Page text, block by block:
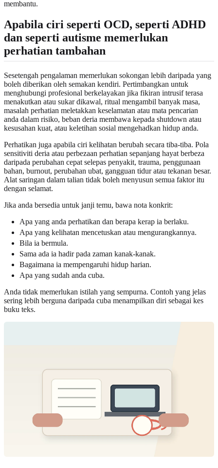
membantu.
Apabila ciri seperti OCD, seperti ADHD
dan seperti autisme memerlukan
perhatian tambahan
Sesetengah pengalaman memerlukan sokongan lebih daripada yang
boleh diberikan oleh semakan kendiri. Pertimbangkan untuk
menghubungi profesional berkelayakan jika fikiran intrusif terasa
menakutkan atau sukar dikawal, ritual mengambil banyak masa,
masalah perhatian meletakkan keselamatan atau mata pencarian
anda dalam risiko, beban deria membawa kepada shutdown atau
kesusahan kuat, atau keletihan sosial mengehadkan hidup anda.
Perhatikan juga apabila ciri kelihatan berubah secara tiba-tiba. Pola
sensitiviti deria atau perbezaan perhatian sepanjang hayat berbeza
daripada perubahan cepat selepas penyakit, trauma, penggunaan
bahan, burnout, perubahan ubat, gangguan tidur atau tekanan besar.
Alat saringan dalam talian tidak boleh menyusun semua faktor itu
dengan selamat.
Jika anda bersedia untuk janji temu, bawa nota konkrit:
Apa yang anda perhatikan dan berapa kerap ia berlaku.
Apa yang kelihatan mencetuskan atau mengurangkannya.
Bila ia bermula.
Sama ada ia hadir pada zaman kanak-kanak.
Bagaimana ia mempengaruhi hidup harian.
Apa yang sudah anda cuba.
Anda tidak memerlukan istilah yang sempurna. Contoh yang jelas
sering lebih berguna daripada cuba menampilkan diri sebagai kes
buku teks.